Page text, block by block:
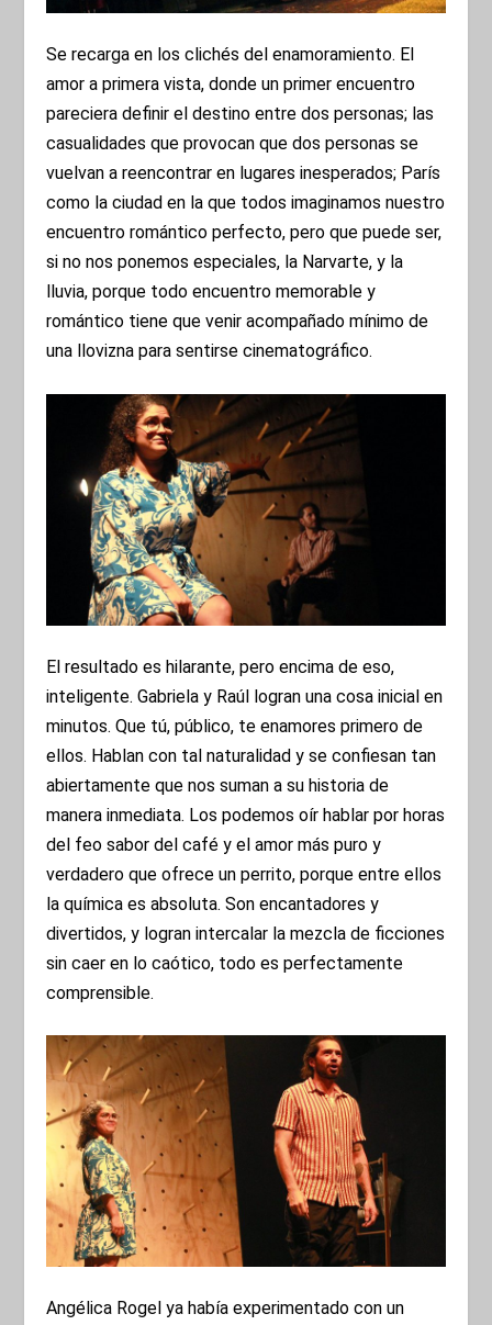
Se recarga en los clichés del enamoramiento. El
amor a primera vista, donde un primer encuentro
pareciera definir el destino entre dos personas; las
casualidades que provocan que dos personas se
vuelvan a reencontrar en lugares inesperados; París
como la ciudad en la que todos imaginamos nuestro
encuentro romántico perfecto, pero que puede ser,
si no nos ponemos especiales, la Narvarte, y la
lluvia, porque todo encuentro memorable y
romántico tiene que venir acompañado mínimo de
una llovizna para sentirse cinematográfico.
El resultado es hilarante, pero encima de eso,
inteligente. Gabriela y Raúl logran una cosa inicial en
minutos. Que tú, público, te enamores primero de
ellos. Hablan con tal naturalidad y se confiesan tan
abiertamente que nos suman a su historia de
manera inmediata. Los podemos oír hablar por horas
del feo sabor del café y el amor más puro y
verdadero que ofrece un perrito, porque entre ellos
la química es absoluta. Son encantadores y
divertidos, y logran intercalar la mezcla de ficciones
sin caer en lo caótico, todo es perfectamente
comprensible.
Angélica Rogel ya había experimentado con un